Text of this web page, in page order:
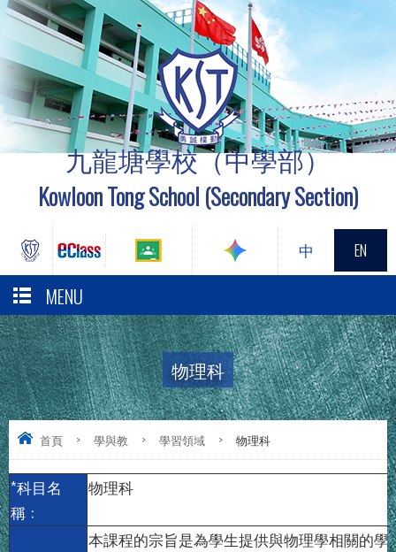
九龍塘學校（中學部）
Kowloon Tong School (Secondary Section)
中 EN
MENU
物理科
首頁 > 學與教 > 學習領域 > 物理科
*科目名
稱﹕
物理科
本課程的宗旨是為學生提供與物理學相關的學